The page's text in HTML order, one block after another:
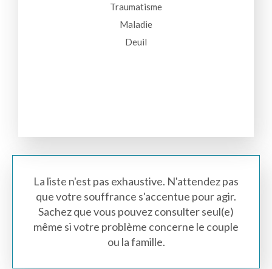
Traumatisme
Maladie
Deuil
La liste n'est pas exhaustive. N'attendez pas
que votre souffrance s'accentue pour agir.
Sachez que vous pouvez consulter seul(e)
même si votre problème concerne le couple
ou la famille.